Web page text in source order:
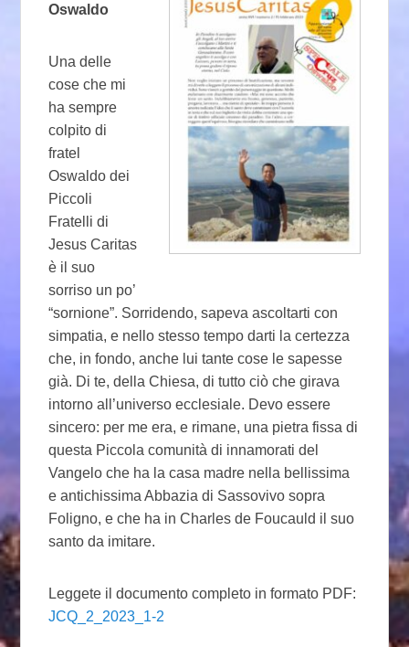
Oswaldo
Una delle
cose che mi
ha sempre
colpito di
fratel
Oswaldo dei
Piccoli
Fratelli di
Jesus Caritas
è il suo
sorriso un po’
“sornione”. Sorridendo, sapeva ascoltarti con
simpatia, e nello stesso tempo darti la certezza
che, in fondo, anche lui tante cose le sapesse
già. Di te, della Chiesa, di tutto ciò che girava
intorno all’universo ecclesiale. Devo essere
sincero: per me era, e rimane, una pietra fissa di
questa Piccola comunità di innamorati del
Vangelo che ha la casa madre nella bellissima
e antichissima Abbazia di Sassovivo sopra
Foligno, e che ha in Charles de Foucauld il suo
santo da imitare.
Leggete il documento completo in formato PDF:
JCQ_2_2023_1-2